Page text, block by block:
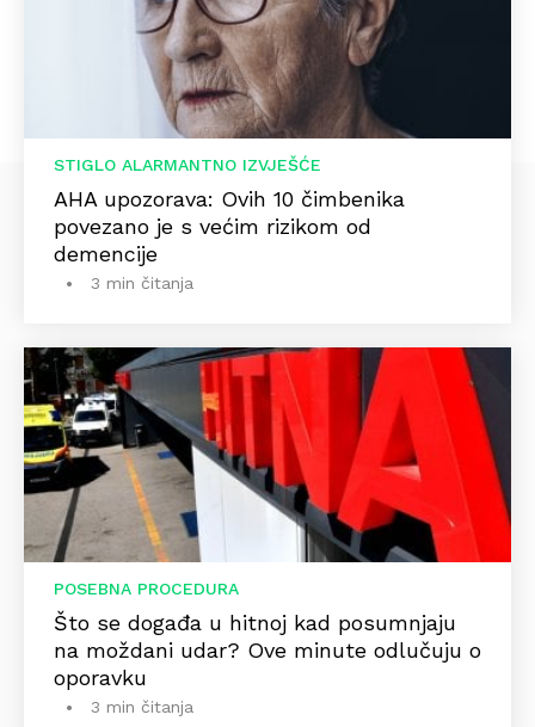
STIGLO ALARMANTNO IZVJEŠĆE
AHA upozorava: Ovih 10 čimbenika
povezano je s većim rizikom od
demencije
3 min čitanja
POSEBNA PROCEDURA
Što se događa u hitnoj kad posumnjaju
na moždani udar? Ove minute odlučuju o
oporavku
3 min čitanja